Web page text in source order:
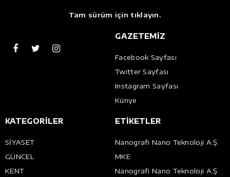
Tam sürüm için tıklayın.
GAZETEMİZ
Facebook Sayfası
Twitter Sayfası
Instagram Sayfası
Künye
KATEGORİLER
SİYASET
GÜNCEL
KENT
ETİKETLER
Nanografi Nano Teknoloji A.Ş.
MKE
Nanografi Nano Teknoloji A.Ş.